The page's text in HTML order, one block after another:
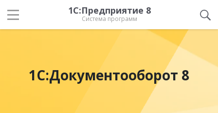
1С:Предприятие 8
Система программ
1С:Документооборот 8